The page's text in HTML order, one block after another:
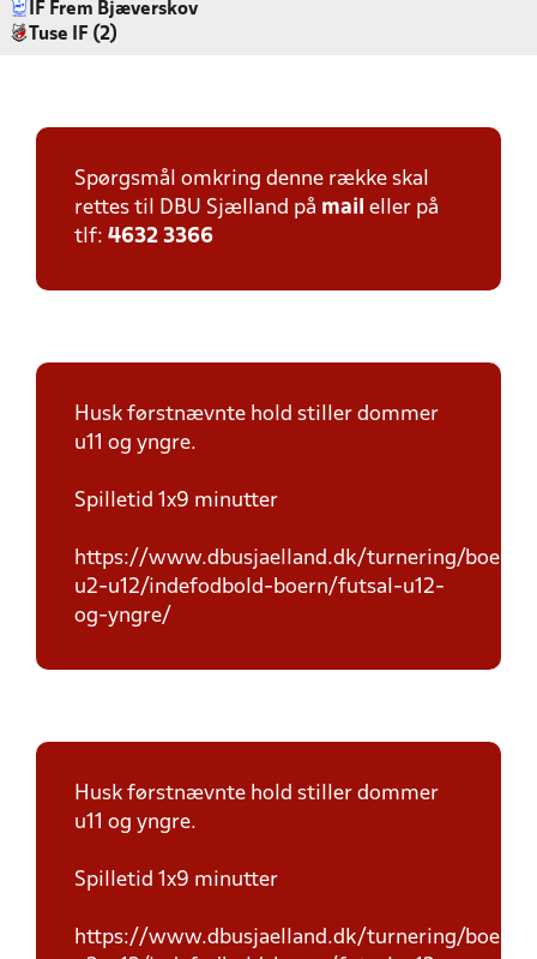
IF Frem Bjæverskov
Tuse IF (2)
Spørgsmål omkring denne række skal
rettes til DBU Sjælland på mail eller på
tlf: 4632 3366
Husk førstnævnte hold stiller dommer
u11 og yngre.
Spilletid 1x9 minutter
https://www.dbusjaelland.dk/turnering/boern-
u2-u12/indefodbold-boern/futsal-u12-
og-yngre/
Husk førstnævnte hold stiller dommer
u11 og yngre.
Spilletid 1x9 minutter
https://www.dbusjaelland.dk/turnering/boern-